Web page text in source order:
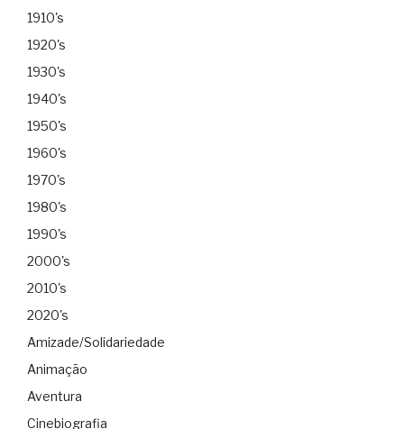
1910's
1920's
1930's
1940's
1950's
1960's
1970's
1980's
1990's
2000's
2010's
2020's
Amizade/Solidariedade
Animação
Aventura
Cinebiografia